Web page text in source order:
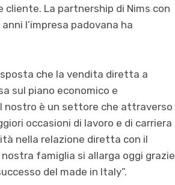
La partnership di Nims con
l’impresa padovana ha
che la vendita diretta a
sul piano economico e
nostro è un settore che attraverso
occasioni di lavoro e di carriera
nella relazione diretta con il
famiglia si allarga oggi grazie
del made in Italy”.